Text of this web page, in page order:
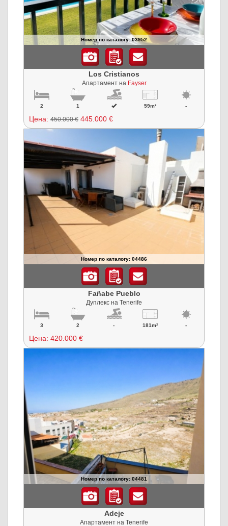
Номер по каталогу: 03952
Los Cristianos
Апартамент на Fayser
2 1 59m² -
Цена: 450.000 € 445.000 €
Номер по каталогу: 04486
Fañabe Pueblo
Дуплекс на Tenerife
3 2 - 181m² -
Цена: 420.000 €
Номер по каталогу: 04481
Adeje
Апартамент на Tenerife